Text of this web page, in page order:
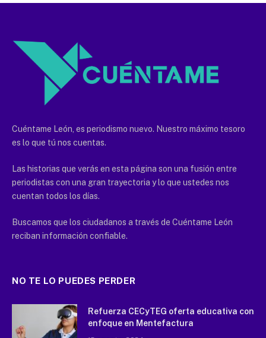
Cuéntame León, es periodismo nuevo. Nuestro máximo tesoro
es lo que tú nos cuentas.
Las historias que verás en esta página son una fusión entre
periodistas con una gran trayectoria y lo que ustedes nos
cuentan todos los días.
Buscamos que los ciudadanos a través de Cuéntame León
reciban información confiable.
NO TE LO PUEDES PERDER
Refuerza CECyTEG oferta educativa con
enfoque en Mentefactura